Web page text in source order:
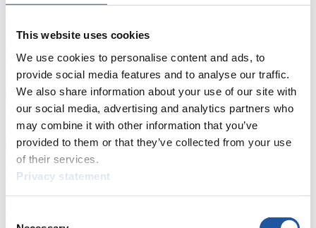
This website uses cookies
We use cookies to personalise content and ads, to
provide social media features and to analyse our traffic.
We also share information about your use of our site with
our social media, advertising and analytics partners who
may combine it with other information that you’ve
provided to them or that they’ve collected from your use
of their services.
Privacy statement
RodelnHighlights YOG Gangwon 2024
Ergebnis-Live-Ticker Kunstbahn
Tippspiel
Naturbahn
Zielgruppen Anzeigen
Für Presse- und Medienvertreter
haben Zugriff auf Athletenbiographien und Informationen zu